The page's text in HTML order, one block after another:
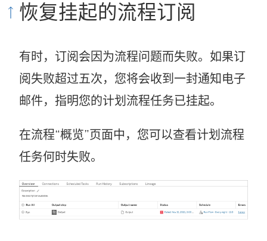
恢复挂起的流程订阅
有时，订阅会因为流程问题而失败。如果订
阅失败超过五次，您将会收到一封通知电子
邮件，指明您的计划流程任务已挂起。
在流程“概览”页面中，您可以查看计划流程
任务何时失败。